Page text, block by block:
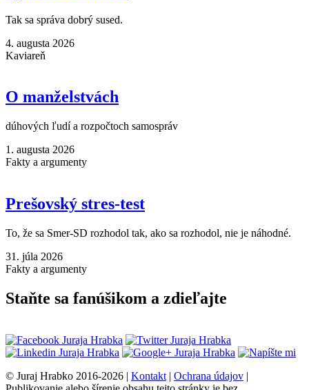
Tak sa správa dobrý sused.
4. augusta 2026
Kaviareň
O manželstvách
dúhových ľudí a rozpočtoch samospráv
1. augusta 2026
Fakty a argumenty
Prešovský stres-test
To, že sa Smer-SD rozhodol tak, ako sa rozhodol, nie je náhodné.
31. júla 2026
Fakty a argumenty
Staňte sa fanúšikom a zdieľajte
© Juraj Hrabko 2016-2026 | Kontakt | Ochrana údajov |